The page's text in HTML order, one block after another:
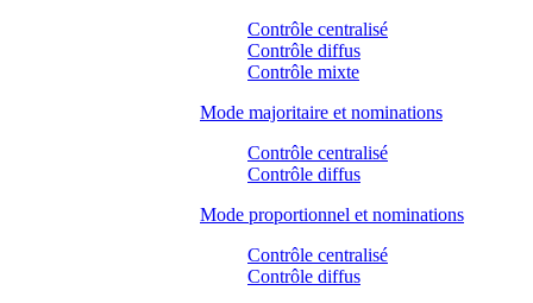
Contrôle centralisé
Contrôle diffus
Contrôle mixte
Mode majoritaire et nominations
Contrôle centralisé
Contrôle diffus
Mode proportionnel et nominations
Contrôle centralisé
Contrôle diffus